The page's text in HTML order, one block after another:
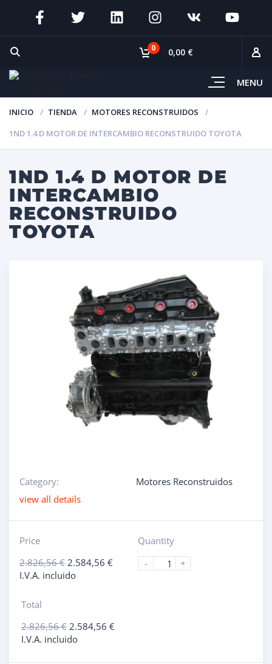
MENU
0 0,00 €
INICIO TIENDA
MOTORES RECONSTRUIDOS
1ND 1.4 D MOTOR DE INTERCAMBIO RECONSTRUIDO TOYOTA
1ND 1.4 D MOTOR DE
INTERCAMBIO
RECONSTRUIDO
TOYOTA
Category:
Motores Reconstruidos
view all details
Price
2.826,56€ 2.584,56 €
I.V.A. incluido
Quantity
-
+
Total
2.826,56€ 2.584,56 €
I.V.A. incluido